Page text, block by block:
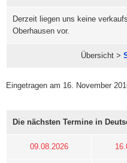
Derzeit liegen uns keine
Oberhausen vor.
Übersicht >
Eingetragen am 16. November
Die nächsten Termine in
09.08.2026